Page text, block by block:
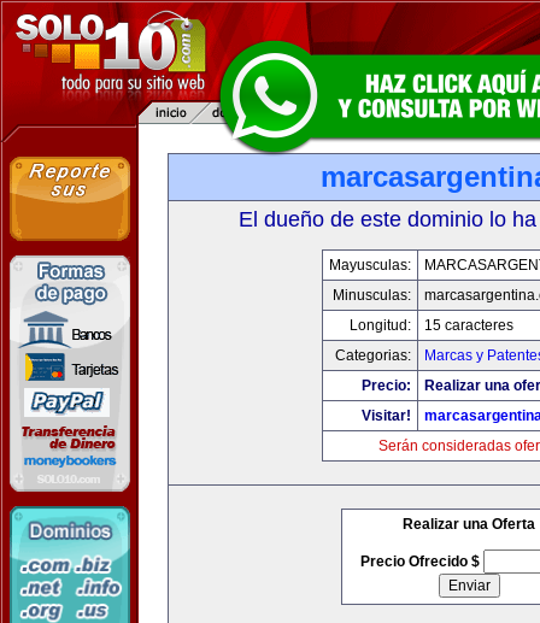
El dueño de este dominio lo
Mayusculas:
Minusculas:
Longitud:
15 caracteres
Categorias:
Marcas y
Precio:
Realizar una
Visitar!
Serán consideradas
Realizar una Oferta
Precio Ofrecido $